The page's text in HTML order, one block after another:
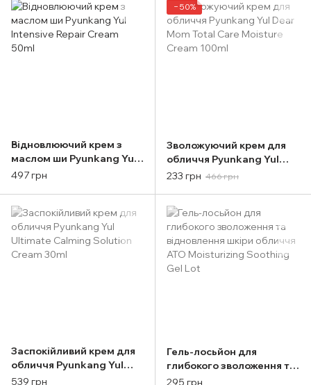
Відновлюючий крем з
маслом ши Pyunkang Yul
Intensive Repair Cream
497 грн
−50%
Зволожуючий крем для
обличчя Pyunkang Yul
Dear Mom Total Care
233 грн 466 грн
Заспокійливий крем для
обличчя Pyunkang Yul
Ultimate Calming Solution
539 грн
Гель-лосьйон для
глибокого зволоження та
відновлення шкіри
295 грн